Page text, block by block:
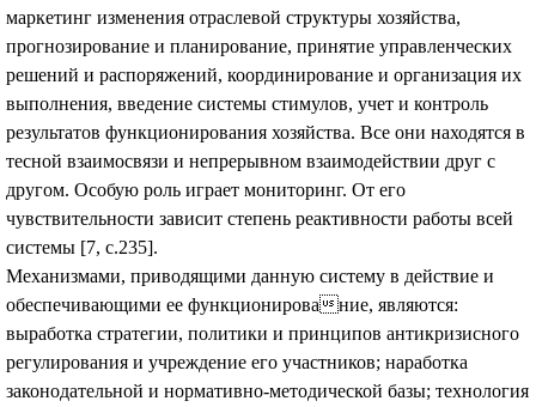
маркетинг изменения отраслевой структуры хозяйства,
прогнозирование и планирование, принятие управленческих
решений и распоряжений, координирование и организация их
выполнения, введение системы стимулов, учет и контроль
результатов функционирования хозяйства. Все они находятся в
тесной взаимосвязи и непрерывном взаимодействии друг с
другом. Особую роль играет мониторинг. От его
чувствительности зависит степень реактивности работы всей
системы [7, с.235].
Механизмами, приводящими данную систему в действие и
обеспечивающими ее функционирование, являются:
выработка стратегии, политики и принципов антикризисного
регулирования и учреждение его участников; наработка
законодательной и нормативно-методической базы; технология